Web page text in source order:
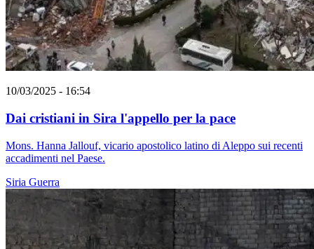
10/03/2025 - 16:54
Dai cristiani in Sira l'appello per la pace
Mons. Hanna Jallouf, vicario apostolico latino di Aleppo sui recenti
accadimenti nel Paese.
Siria Guerra